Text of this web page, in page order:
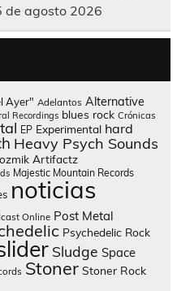
de agosto 2026
Ayer" Adelantos Alternative
Recordings blues rock Crónicas
EP Experimental hard
Heavy Psych Sounds
Artifactz
Majestic Mountain Records
noticias
Online Post Metal
Psychedelic Rock
Sludge Space
Stoner Stoner Rock